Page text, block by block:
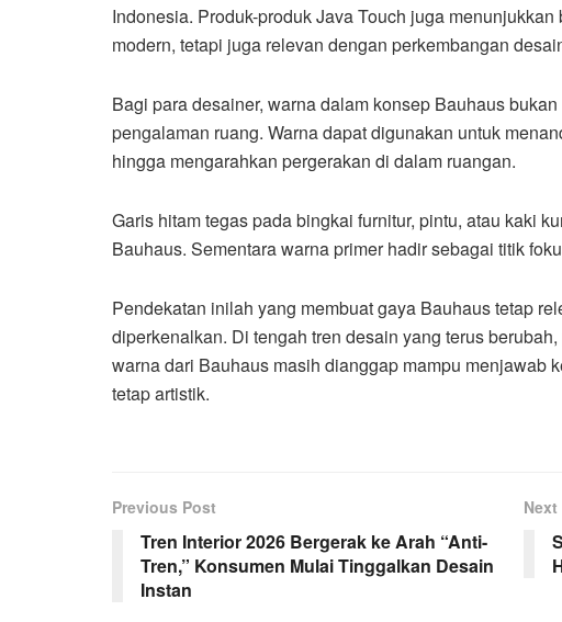
Indonesia. Produk-produk Java Touch juga
modern, tetapi juga relevan dengan perkembangan
Bagi para desainer, warna dalam konsep Bauhaus
pengalaman ruang. Warna dapat digunakan untuk
hingga mengarahkan pergerakan di dalam ruangan.
Garis hitam tegas pada bingkai furnitur, pintu, atau kaki
Bauhaus. Sementara warna primer hadir sebagai titik
Pendekatan inilah yang membuat gaya Bauhaus tetap
diperkenalkan. Di tengah tren desain yang terus
warna dari Bauhaus masih dianggap mampu menjawab
tetap artistik.
Previous Post
Tren Interior 2026 Bergerak ke Arah “Anti-
Tren,” Konsumen Mulai Tinggalkan Desain
Instan